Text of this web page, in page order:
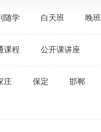
随学 白天班 晚班
课程 公开课讲座
庄 保定 邯郸